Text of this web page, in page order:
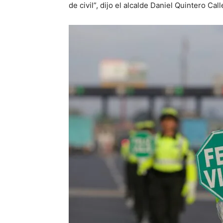
de civil”, dijo el alcalde Daniel Quintero